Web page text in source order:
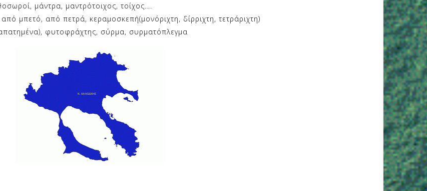
μάντρα, μαντρότοιχος, τοίχος….
μπετό, από πετρά, κεραμοσκεπή(μονόριχτη, δίρριχτη, τετράριχτη)
φυτοφράχτης, σύρμα, συρματόπλεγμα